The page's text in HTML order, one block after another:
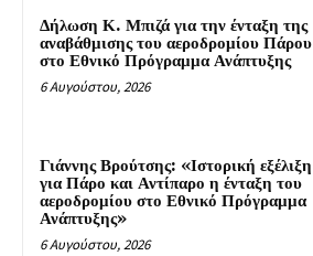
Δήλωση Κ. Μπιζά για την ένταξη της
αναβάθμισης του αεροδρομίου Πάρου
στο Εθνικό Πρόγραμμα Ανάπτυξης
6 Αυγούστου, 2026
Γιάννης Βρούτσης: «Ιστορική εξέλιξη
για Πάρο και Αντίπαρο η ένταξη του
αεροδρομίου στο Εθνικό Πρόγραμμα
Ανάπτυξης»
6 Αυγούστου, 2026